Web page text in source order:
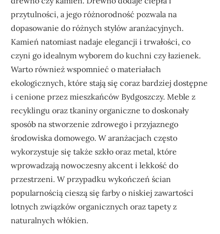
przytulności, a jego różnorodność pozwala na
dopasowanie do różnych stylów aranżacyjnych.
Kamień natomiast nadaje elegancji i trwałości, co
czyni go idealnym wyborem do kuchni czy łazienek.
Warto również wspomnieć o materiałach
ekologicznych, które stają się coraz bardziej dostępne
i cenione przez mieszkańców Bydgoszczy. Meble z
recyklingu oraz tkaniny organiczne to doskonały
sposób na stworzenie zdrowego i przyjaznego
środowiska domowego. W aranżacjach często
wykorzystuje się także szkło oraz metal, które
wprowadzają nowoczesny akcent i lekkość do
przestrzeni. W przypadku wykończeń ścian
popularnością cieszą się farby o niskiej zawartości
lotnych związków organicznych oraz tapety z
naturalnych włókien.